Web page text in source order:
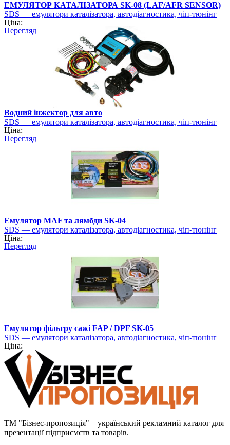
ЕМУЛЯТОР КАТАЛІЗАТОРА SK-08 (LAF/AFR SENSOR)
SDS — емулятори каталізатора, автодіагностика, чіп-тюнінг
Ціна:
Перегляд
Водний інжектор для авто
SDS — емулятори каталізатора, автодіагностика, чіп-тюнінг
Ціна:
Перегляд
Емулятор MAF та лямбди SK-04
SDS — емулятори каталізатора, автодіагностика, чіп-тюнінг
Ціна:
Перегляд
Емулятор фільтру сажі FAP / DPF SK-05
SDS — емулятори каталізатора, автодіагностика, чіп-тюнінг
Ціна:
ТМ "Бізнес-пропозиція" – український рекламний каталог для
презентації підприємств та товарів.